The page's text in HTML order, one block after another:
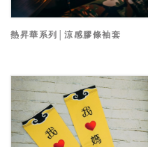
熱昇華系列│涼感膠條袖套